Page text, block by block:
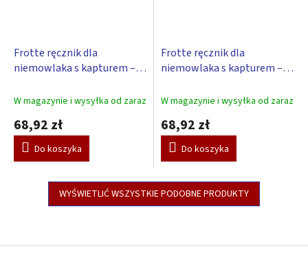
Frotte ręcznik dla
niemowlaka s kapturem –
W magazynie i wysyłka od zaraz
68,92 zł
Do koszyka
Frotte ręcznik dla
niemowlaka s kapturem –
W magazynie i wysyłka od zaraz
68,92 zł
Do koszyka
WYŚWIETLIĆ WSZYSTKIE PODOBNE PRODUKTY
S